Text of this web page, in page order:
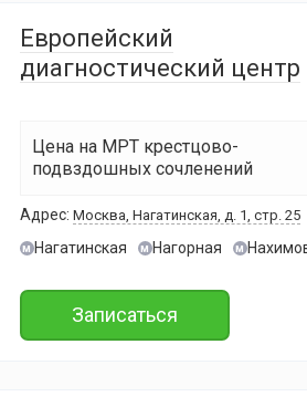
Европейский
диагностический центр
Цена на МРТ крестцово-
подвздошных сочленений
Адрес: Москва, Нагатинская, д. 1, стр. 25
м Нагатинская м Нагорная м
Записаться